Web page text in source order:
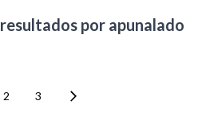
resultados por apunalado
2 3